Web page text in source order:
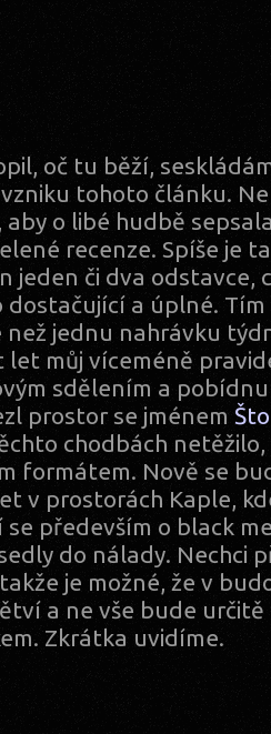
oč tu běží,
tohoto článku. Ne
o libé hudbě
recenze. Spíše je
jeden či dva odstavce,
a úplné. Tím
jednu nahrávku
můj víceméně
sdělením a
prostor se jménem
chodbách
formátem. Nově se
v prostorách Kaple,
především o black
do nálady. Nechci
je možné, že v
a ne vše bude
Zkrátka uvidíme.